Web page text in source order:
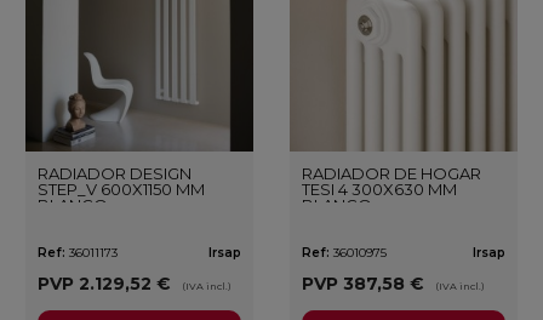
RADIADOR DESIGN
STEP_V 600X1150 MM
BLANCO
Ref: 36011173 Irsap
PVP 2.129,52 € (IVA incl.)
RADIADOR DE HOGAR
TESI 4 300X630 MM
BLANCO
Ref: 36010975 Irsap
PVP 387,58 € (IVA incl.)